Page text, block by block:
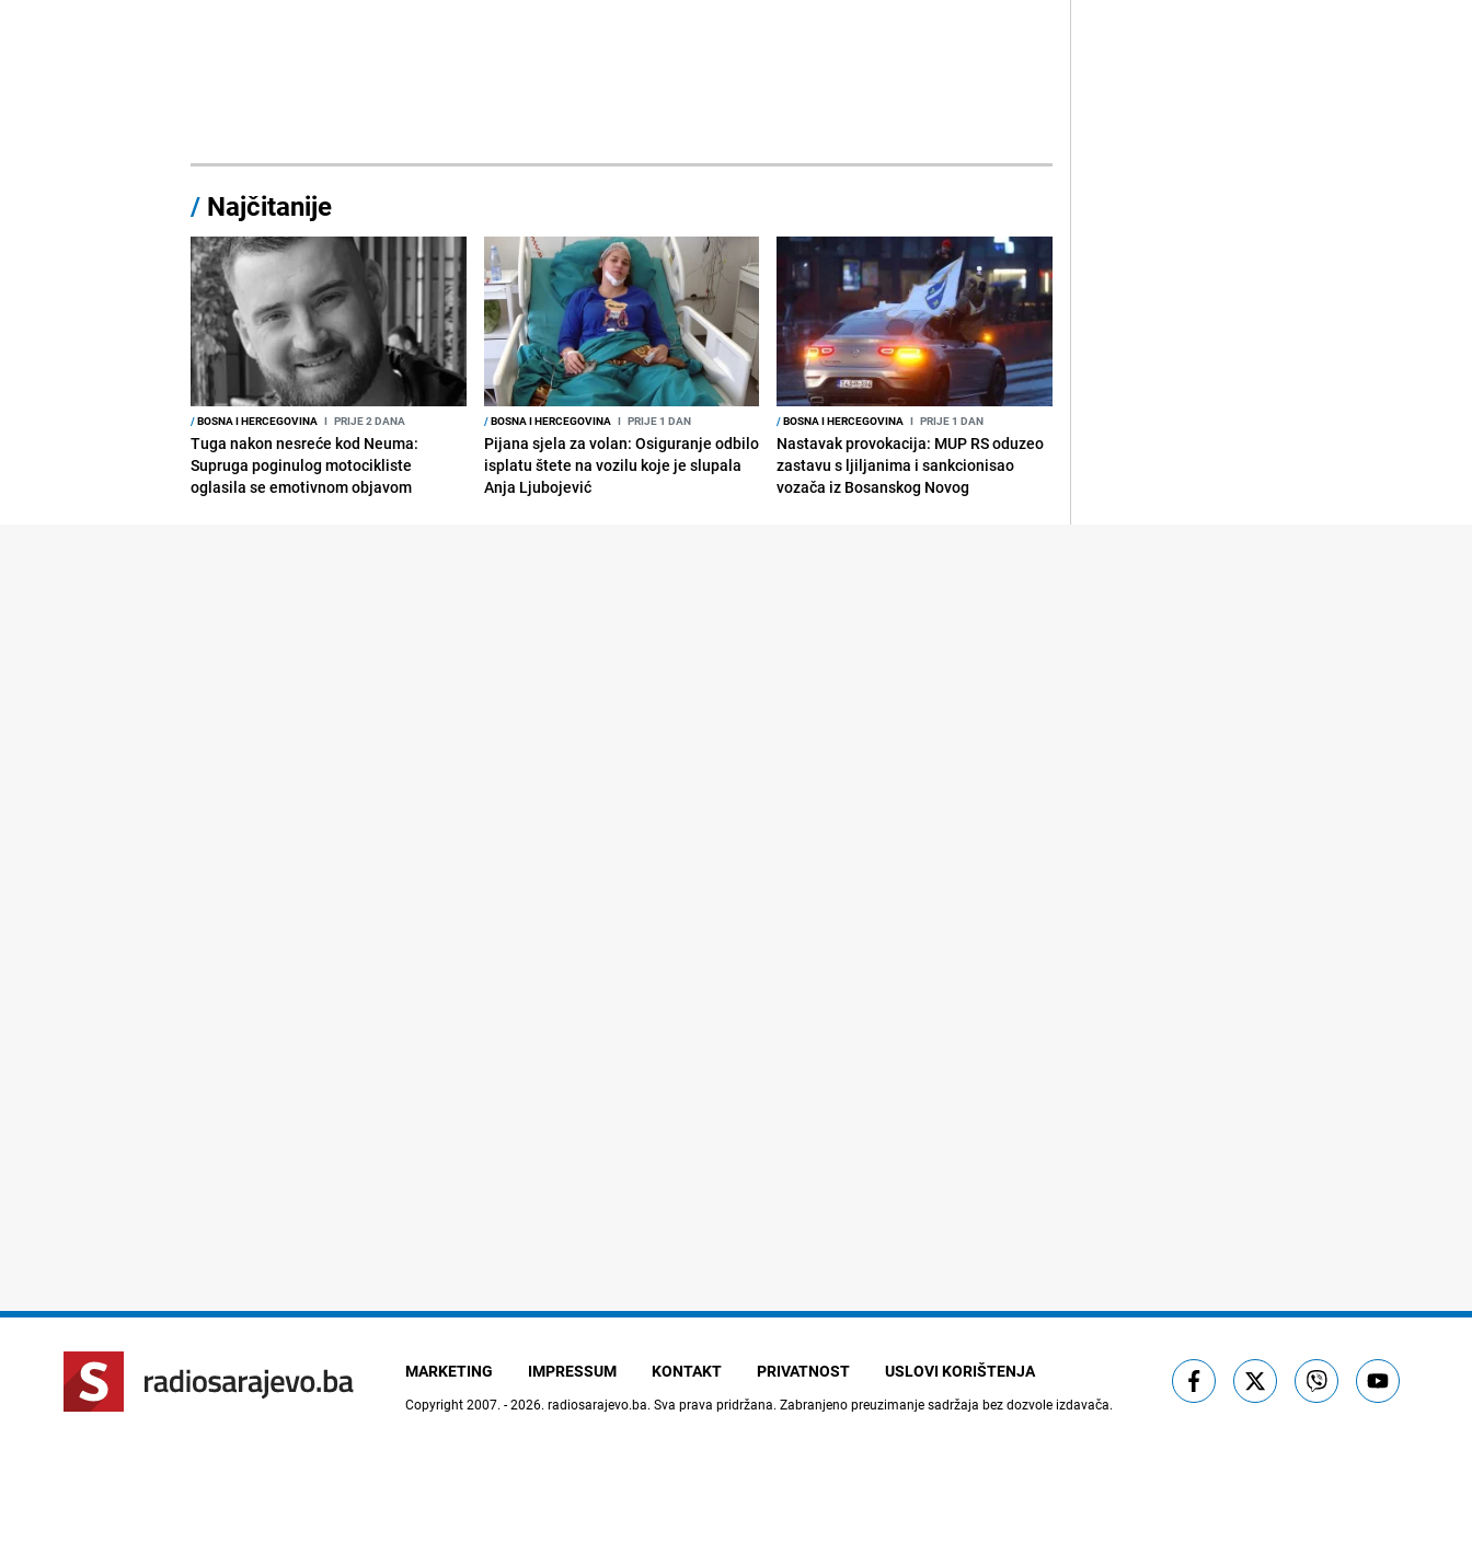
/ Najčitanije
/BOSNA I HERCEGOVINA I PRIJE 2 DANA
Tuga nakon nesreće kod Neuma:
Supruga poginulog motocikliste
oglasila se emotivnom objavom
/BOSNA I HERCEGOVINA I PRIJE 1 DAN
Pijana sjela za volan: Osiguranje odbilo
isplatu štete na vozilu koje je slupala
Anja Ljubojević
/BOSNA I HERCEGOVINA I PRIJE 1 DAN
Nastavak provokacija: MUP RS oduzeo
zastavu s ljiljanima i sankcionisao
vozača iz Bosanskog Novog
MARKETING IMPRESSUM KONTAKT PRIVATNOST USLOVI KORIŠTENJA
Copyright 2007. - 2026. radiosarajevo.ba. Sva prava pridržana. Zabranjeno preuzimanje sadržaja bez dozvole izdavača.